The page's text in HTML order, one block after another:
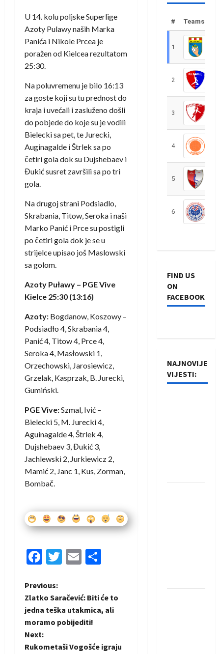
U 14. kolu poljske Superlige
Azoty Pulawy naših Marka
Panića i Nikole Prcea je
poražen od Kielcea rezultatom
25:30.
Na poluvremenu je bilo 16:13
za goste koji su tu prednost do
kraja i uvećali i zasluženo došli
do pobjede do koje su je vodili
Bielecki sa pet, te Jurecki,
Auginagalde i Štrlek sa po
četiri gola dok su Dujshebaev i
Đukić susret završili sa po tri
gola.
Na drugoj strani Podsiadlo,
Skrabania, Titow, Seroka i naši
Marko Panić i Prce su postigli
po četiri gola dok je se u
strijelce upisao još Maslowski
sa golom.
Azoty Puławy – PGE Vive
Kielce 25:30 (13:16)
Azoty: Bogdanow, Koszowy –
Podsiadło 4, Skrabania 4,
Panić 4, Titow 4, Prce 4,
Seroka 4, Masłowski 1,
Orzechowski, Jarosiewicz,
Grzelak, Kasprzak, B. Jurecki,
Gumiński.
PGE Vive:Szmal, Ivić –
Bielecki 5, M. Jurecki 4,
Aguinagalde 4, Štrlek 4,
Dujshebaev 3, Đukić 3,
Jachlewski 2, Jurkiewicz 2,
Mamić 2, Janc 1, Kus, Zorman,
Bombač.
Facebook
Twitter
Email
P
o
s
Previous:
Zlatko Saračević: Biti će to
jedna teška utakmica, ali
moramo pobijediti!
Next:
Rukometaši Vogošće igraju
# Teams
1
2
3
4
5
6
FIND US
ON
FACEBOOK
NAJNOVIJE
VIJESTI: